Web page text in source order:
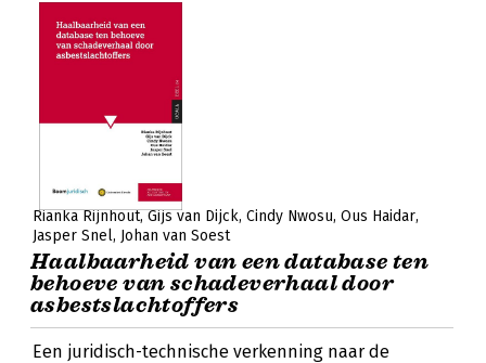
Rianka Rijnhout Gijs van Dijck Cindy Nwosu Ous Haidar
Jasper Snel Johan van Soest
Haalbaarheid van een database ten
behoeve van schadeverhaal door
asbestslachtoffers
Een juridisch-technische verkenning naar de